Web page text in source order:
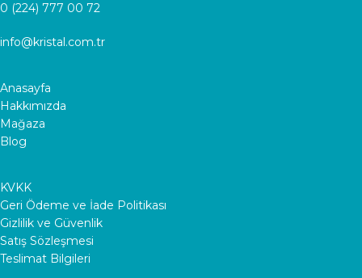
0 (224) 777 00 72
info@kristal.com.tr
Anasayfa
Hakkımızda
Mağaza
Blog
KVKK
Geri Ödeme ve İade Politikası
Gizlilik ve Güvenlik
Satış Sözleşmesi
Teslimat Bilgileri